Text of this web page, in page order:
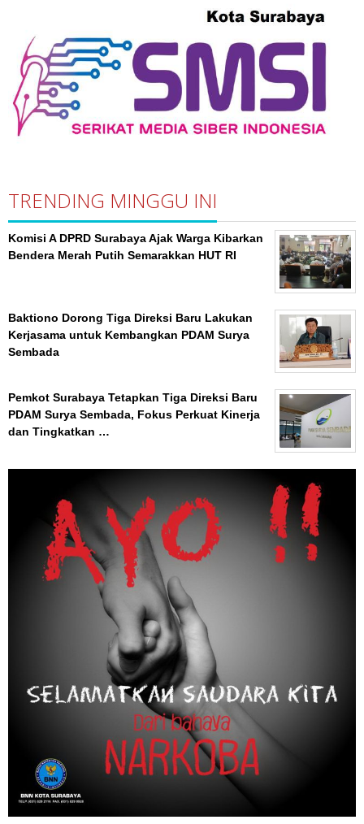
TRENDING MINGGU INI
Komisi A DPRD Surabaya Ajak Warga Kibarkan
Bendera Merah Putih Semarakkan HUT RI
Baktiono Dorong Tiga Direksi Baru Lakukan
Kerjasama untuk Kembangkan PDAM Surya
Sembada
Pemkot Surabaya Tetapkan Tiga Direksi Baru
PDAM Surya Sembada, Fokus Perkuat Kinerja
dan Tingkatkan …